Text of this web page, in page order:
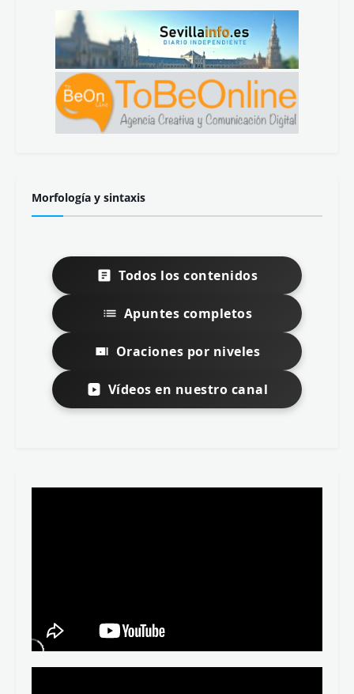
Morfología y sintaxis
Todos los contenidos
Apuntes completos
Oraciones por niveles
Vídeos en nuestro canal